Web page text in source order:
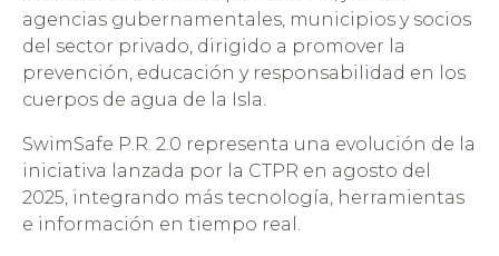
agencias gubernamentales, municipios y socios
del sector privado, dirigido a promover la
prevención, educación y responsabilidad en los
cuerpos de agua de la Isla.
SwimSafe P.R. 2.0 representa una evolución de la
iniciativa lanzada por la CTPR en agosto del
2025, integrando más tecnología, herramientas
e información en tiempo real.